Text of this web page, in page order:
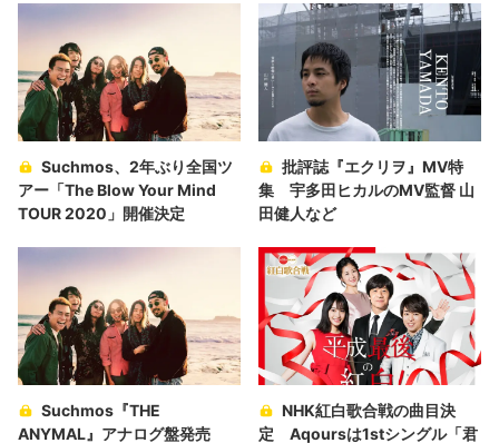
Suchmos、2年ぶり全国ツ
アー「The Blow Your Mind
TOUR 2020」開催決定
批評誌『エクリヲ』MV特
集 宇多田ヒカルのMV監督 山
田健人など
Suchmos『THE
ANYMAL』アナログ盤発売
NHK紅白歌合戦の曲目決
定 Aqoursは1stシングル「君